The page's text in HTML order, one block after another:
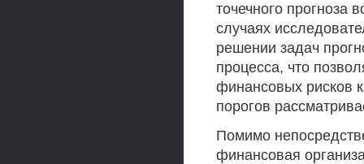
точечного прогноза
случаях
решении задач
процесса, что
финансовых рисков
порогов
Помимо
финансовая